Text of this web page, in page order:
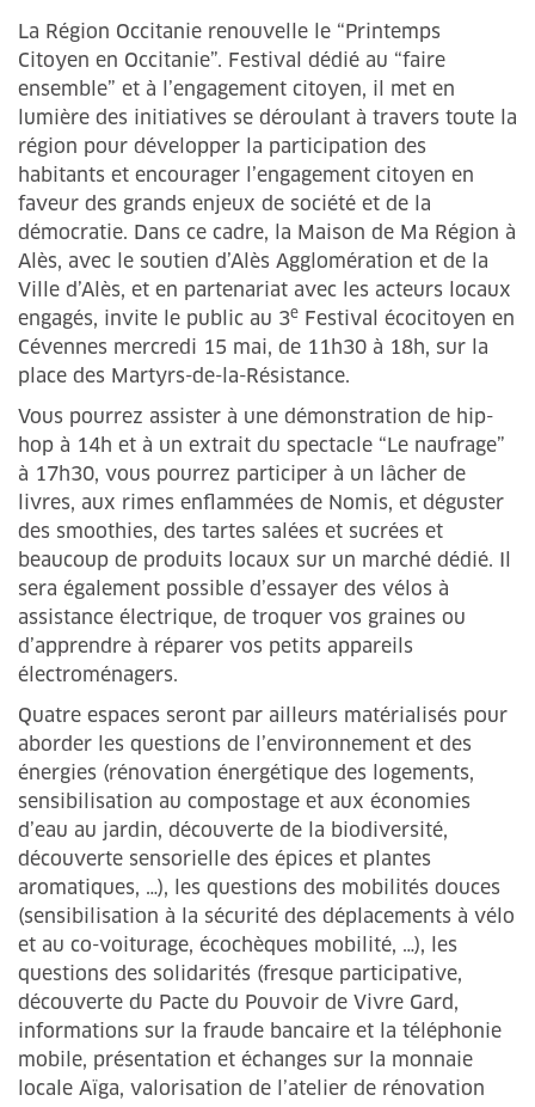
La Région Occitanie renouvelle le “Printemps
Citoyen en Occitanie”. Festival dédié au “faire
ensemble” et à l’engagement citoyen, il met en
lumière des initiatives se déroulant à travers toute la
région pour développer la participation des
habitants et encourager l’engagement citoyen en
faveur des grands enjeux de société et de la
démocratie. Dans ce cadre, la Maison de Ma Région à
Alès, avec le soutien d’Alès Agglomération et de la
Ville d’Alès, et en partenariat avec les acteurs locaux
engagés, invite le public au 3e Festival écocitoyen en
Cévennes mercredi 15 mai, de 11h30 à 18h, sur la
place des Martyrs-de-la-Résistance.
Vous pourrez assister à une démonstration de hip-
hop à 14h et à un extrait du spectacle “Le naufrage”
à 17h30, vous pourrez participer à un lâcher de
livres, aux rimes enflammées de Nomis, et déguster
des smoothies, des tartes salées et sucrées et
beaucoup de produits locaux sur un marché dédié. Il
sera également possible d’essayer des vélos à
assistance électrique, de troquer vos graines ou
d’apprendre à réparer vos petits appareils
électroménagers.
Quatre espaces seront par ailleurs matérialisés pour
aborder les questions de l’environnement et des
énergies (rénovation énergétique des logements,
sensibilisation au compostage et aux économies
d’eau au jardin, découverte de la biodiversité,
découverte sensorielle des épices et plantes
aromatiques, …), les questions des mobilités douces
(sensibilisation à la sécurité des déplacements à vélo
et au co-voiturage, écochèques mobilité, …), les
questions des solidarités (fresque participative,
découverte du Pacte du Pouvoir de Vivre Gard,
informations sur la fraude bancaire et la téléphonie
mobile, présentation et échanges sur la monnaie
locale Aïga, valorisation de l’atelier de rénovation